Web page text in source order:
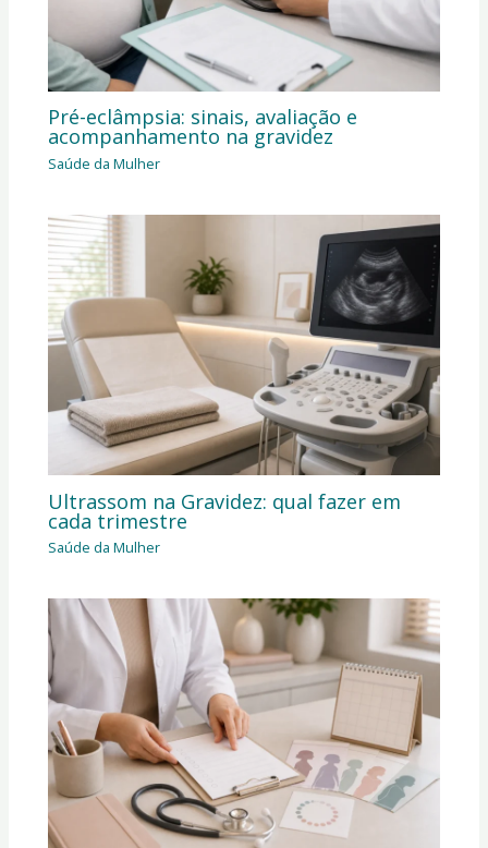
Pré-eclâmpsia: sinais, avaliação e
acompanhamento na gravidez
Saúde da Mulher
Ultrassom na Gravidez: qual fazer em
cada trimestre
Saúde da Mulher